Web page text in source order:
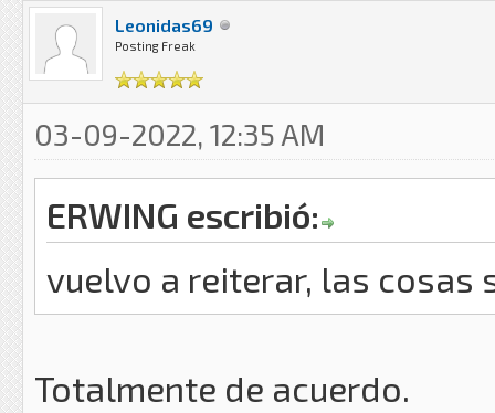
Leonidas69
Posting Freak
03-09-2022, 12:35 AM
ERWING escribió:
vuelvo a reiterar, las cosas
Totalmente de acuerdo.